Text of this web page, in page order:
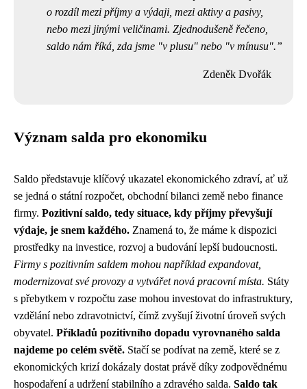
o rozdíl mezi příjmy a výdaji, mezi aktivy a pasivy,
nebo mezi jinými veličinami. Zjednodušeně řečeno,
saldo nám říká, zda jsme "v plusu" nebo "v mínusu".
Zdeněk Dvořák
Význam salda pro ekonomiku
Saldo představuje klíčový ukazatel ekonomického zdraví, ať už
se jedná o státní rozpočet, obchodní bilanci země nebo finance
firmy. Pozitivní saldo, tedy situace, kdy příjmy převyšují
výdaje, je snem každého. Znamená to, že máme k dispozici
prostředky na investice, rozvoj a budování lepší budoucnosti.
Firmy s pozitivním saldem mohou například expandovat,
modernizovat své provozy a vytvářet nová pracovní místa. Státy
s přebytkem v rozpočtu zase mohou investovat do infrastruktury,
vzdělání nebo zdravotnictví, čímž zvyšují životní úroveň svých
obyvatel. Příkladů pozitivního dopadu vyrovnaného salda
najdeme po celém světě. Stačí se podívat na země, které se z
ekonomických krizí dokázaly dostat právě díky zodpovědnému
hospodaření a udržení stabilního a zdravého salda. Saldo tak